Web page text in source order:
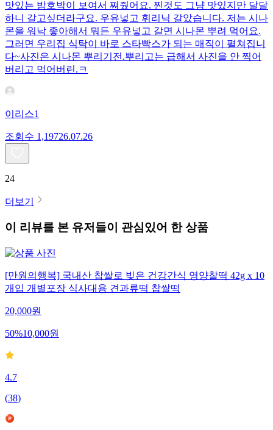
맛있는 밤호박이 보여서 쪄줬어요. 찐것도 그냥 맛있지만 달달
하니 갈고싶더라구요. 우유넣고 휘리닉 갈았습니다. 저는 시나
몬을 워낙 좋아해서 뭐든 우유넣고 갈면 시나몬 뿌려 먹어요.
그러면 우리집 식탁이 바로 스타빡스가 되는 매직이 펼쳐집니
다~사진은 시나몬 뿌리기전.뿌리고는 급해서 사진을 안 찍어
버리고 먹어버린.ㅋ
이리스1
조회수 1,19726.07.26
24
더보기
이 리뷰를 본 유저들이 관심있어 한 상품
[만원의행복] 국내산 찹쌀로 빚은 건강간식 영양찰떡 42g x 10
개입 개별포장 식사대용 견과류떡 찹쌀떡
20,000원
50%10,000원
4.7
(38)